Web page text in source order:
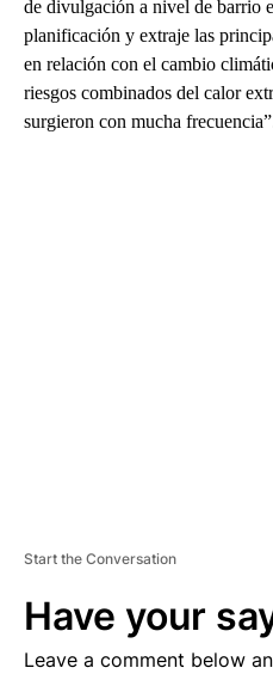
de divulgación a nivel de barrio
planificación y extraje las
en relación con el cambio
riesgos combinados del calor
surgieron con mucha
Start the Conversation
Have your
Leave a comment below